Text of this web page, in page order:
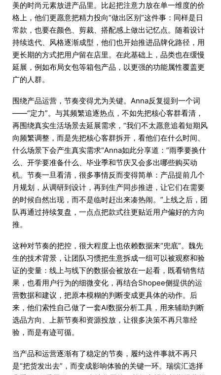
美的时尚元素放进产品里。比起把注意力放在单一维度的价
格上，他们更愿意把精力投向“做出区别”这件事：同样是日
常款，也要在颜色、剪裁、搭配感上做出记忆点。随着设计
持续迭代、风格逐渐成型，他们也开始推进品牌化路径，用
更长期的方式把用户留在店里。在此基础上，品类也在缓慢
延展，例如布局女包等箱包产品，以更强的功能属性覆盖更
广的人群。
围绕产品运营，节奏变得尤为关键。Anna反复提到一个词
——“定力”。与其频繁追逐热点，不如先把核心客群看清，
再围绕真实生活场景去延展需求，“我们不太愿意追着短期风
向频繁调整，而是先把核心客群拆开，看他们在什么时间、
什么场景下会产生真实需求“Anna如此分享道：”雨季要换什
么、开学要准备什么、毕业季和节庆又会多出哪些购买动
机。节奏一旦看清，很多事情反而变得简单：产品提前几个
月规划，从调研到设计，再到生产同步推进，让它们在需要
的时候自然出现，而不是临时赶出来凑热闹。”上线之后，团
队再通过持续复盘，一点点把款式往更贴近用户偏好的方向
推。
这种对节奏的把控，很大程度上也依赖数据来“兜底”。魏先
生的技术背景，让团队习惯把生意拆成一组可以被观察和验
证的变量：线上与线下的数据会被放在一起看，既看销售结
果，也看用户行为的细微变化，再结合Shopee侧提供的运
营数据和建议，把原本模糊的判断变成更具体的动作。后
来，他们索性自己做了一套AI数据分析工具，用来辅助判断
选品方向、上新节奏和资源投放，让很多决策不再只靠经
验，而是有迹可循。
当产品和运营逐渐有了稳定的节奏，履约这件事就不再只
是“把货发出去”，而变成影响体验的关键一环。瑞缤汇选择